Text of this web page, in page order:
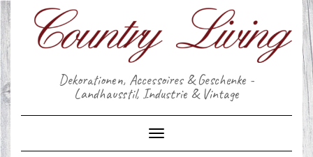
Skip
to
content
Dekorationen, Accessoires & Geschenke -
Landhausstil, Industrie & Vintage
Toggle Navigation